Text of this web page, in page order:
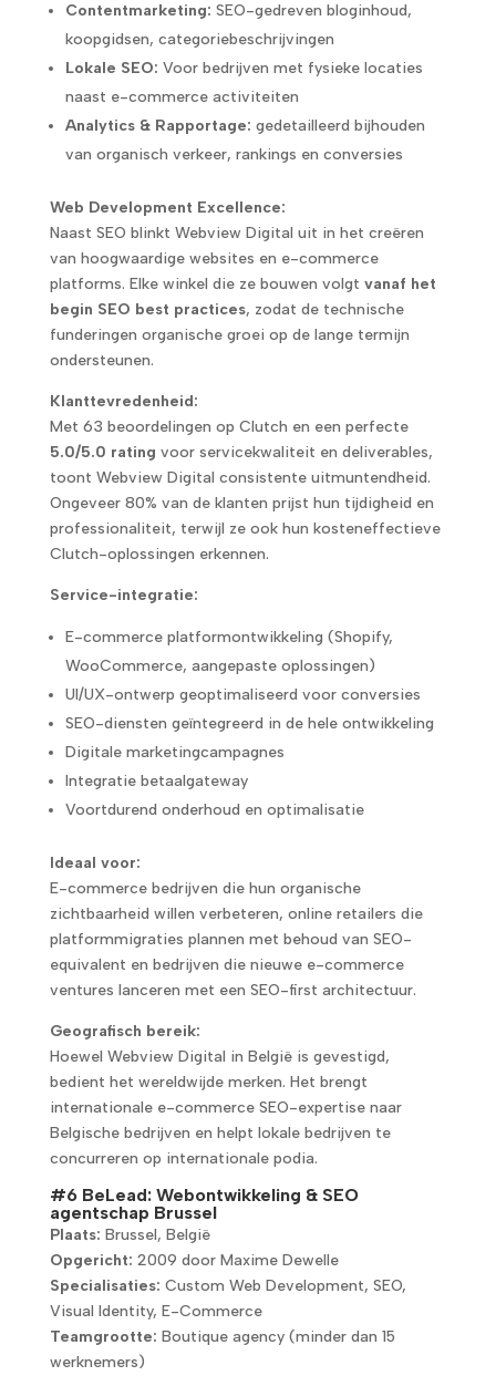
Contentmarketing: SEO-gedreven bloginhoud,
koopgidsen, categoriebeschrijvingen
Lokale SEO: Voor bedrijven met fysieke locaties
naast e-commerce activiteiten
Analytics & Rapportage: gedetailleerd bijhouden
van organisch verkeer, rankings en conversies
Web Development Excellence:
Naast SEO blinkt Webview Digital uit in het creëren
van hoogwaardige websites en e-commerce
platforms. Elke winkel die ze bouwen volgt vanaf het
begin SEO best practices, zodat de technische
funderingen organische groei op de lange termijn
ondersteunen.
Klanttevredenheid:
Met 63 beoordelingen op Clutch en een perfecte
5.0/5.0 rating voor servicekwaliteit en deliverables,
toont Webview Digital consistente uitmuntendheid.
Ongeveer 80% van de klanten prijst hun tijdigheid en
professionaliteit, terwijl ze ook hun kosteneffectieve
Clutch-oplossingen erkennen.
Service-integratie:
E-commerce platformontwikkeling (Shopify,
WooCommerce, aangepaste oplossingen)
UI/UX-ontwerp geoptimaliseerd voor conversies
SEO-diensten geïntegreerd in de hele ontwikkeling
Digitale marketingcampagnes
Integratie betaalgateway
Voortdurend onderhoud en optimalisatie
Ideaal voor:
E-commerce bedrijven die hun organische
zichtbaarheid willen verbeteren, online retailers die
platformmigraties plannen met behoud van SEO-
equivalent en bedrijven die nieuwe e-commerce
ventures lanceren met een SEO-first architectuur.
Geografisch bereik:
Hoewel Webview Digital in België is gevestigd,
bedient het wereldwijde merken. Het brengt
internationale e-commerce SEO-expertise naar
Belgische bedrijven en helpt lokale bedrijven te
concurreren op internationale podia.
#6 BeLead: Webontwikkeling & SEO
agentschap Brussel
Plaats: Brussel, België
Opgericht: 2009 door Maxime Dewelle
Specialisaties: Custom Web Development, SEO,
Visual Identity, E-Commerce
Teamgrootte: Boutique agency (minder dan 15
werknemers)